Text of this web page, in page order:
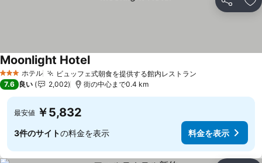
シェア お
3 ホテルのランク
ホテル ビュッフェ式朝食を提供する館内レストラン
Moonlight Hotel
7.6 良い 2,002 街の中心まで0.4 km
最安値 ￥5,832
3件のサイトの料金を表示 料金を表示